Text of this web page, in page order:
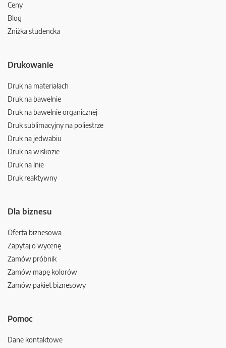
Ceny
Blog
Zniżka studencka
Drukowanie
Druk na materiałach
Druk na bawełnie
Druk na bawełnie organicznej
Druk sublimacyjny na poliestrze
Druk na jedwabiu
Druk na wiskozie
Druk na lnie
Druk reaktywny
Dla biznesu
Oferta biznesowa
Zapytaj o wycenę
Zamów próbnik
Zamów mapę kolorów
Zamów pakiet biznesowy
Pomoc
Dane kontaktowe